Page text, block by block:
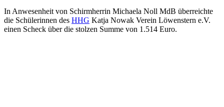
In Anwesenheit von Schirmherrin Michaela Noll MdB überreichte
die Schülerinnen des HHG Katja Nowak Verein Löwenstern e.V.
einen Scheck über die stolzen Summe von 1.514 Euro.